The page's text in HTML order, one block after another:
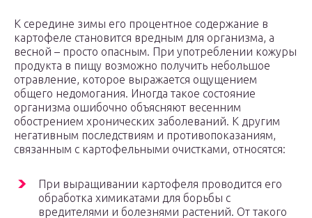
К середине зимы его процентное содержание в
картофеле становится вредным для организма, а
весной – просто опасным. При употреблении кожуры
продукта в пищу возможно получить небольшое
отравление, которое выражается ощущением
общего недомогания. Иногда такое состояние
организма ошибочно объясняют весенним
обострением хронических заболеваний. К другим
негативным последствиям и противопоказаниям,
связанным с картофельными очистками, относятся:
При выращивании картофеля проводится его
обработка химикатами для борьбы с
вредителями и болезнями растений. От такого